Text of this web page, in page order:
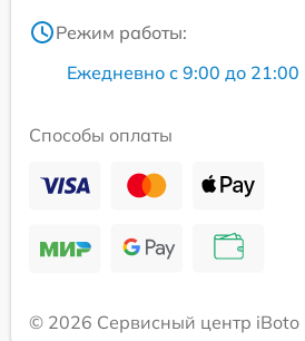
Режим работы:
Ежедневно с 9:00 до 21:00
Способы оплаты
© 2026 Сервисный центр iBoto